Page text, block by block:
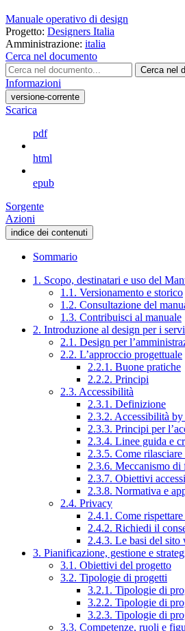
Manuale operativo di design
Progetto: Designers Italia
Amministrazione: italia
Cerca nel documento
Cerca nel
Informazioni
versione-corrente
Scarica
pdf
html
epub
Sorgente
Azioni
indice dei contenuti
Sommario
1. Scopo, destinatari e uso del
1.1. Versionamento e storico
1.2. Consultazione del
1.3. Contribuisci al manuale
2. Introduzione al design per i
2.1. Design per
2.2. L’approccio progettuale
2.2.1. Buone pratiche
2.2.2. Principi
2.3. Accessibilità
2.3.1. Definizione
2.3.2. Accessibilità by
2.3.3. Principi per
2.3.4. Linee guida e
2.3.5. Come
2.3.6. Meccanismo di
2.3.7. Obiettivi
2.3.8. Normativa e
2.4. Privacy
2.4.1. Come
2.4.2. Richiedi il
2.4.3. Le basi del
3. Pianificazione, gestione e
3.1. Obiettivi del progetto
3.2. Tipologie di progetti
3.2.1. Tipologie di
3.2.2. Tipologie di
3.2.3. Tipologie di
3.3. Competenze, ruoli e